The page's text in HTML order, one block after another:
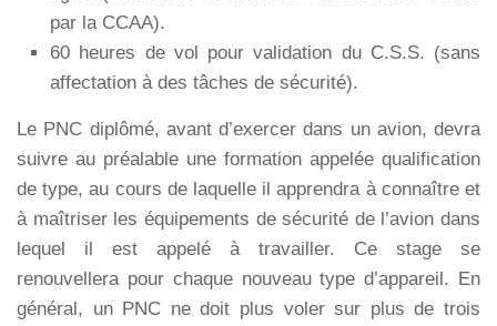
par la CCAA).
60 heures de vol pour validation du C.S.S. (sans
affectation à des tâches de sécurité).
Le PNC diplômé, avant d’exercer dans un avion, devra
suivre au préalable une formation appelée qualification
de type, au cours de laquelle il apprendra à connaître et
à maîtriser les équipements de sécurité de l’avion dans
lequel il est appelé à travailler. Ce stage se
renouvellera pour chaque nouveau type d’appareil. En
général, un PNC ne doit plus voler sur plus de trois